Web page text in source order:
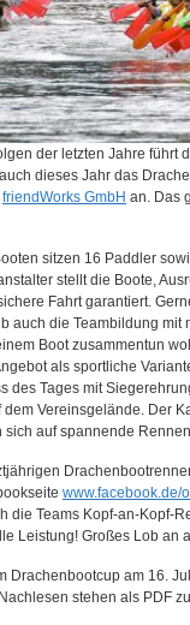
der letzten Jahre führt
dieses Jahr das
friendWorks GmbH an. Das
sitzen 16 Paddler
stellt die Boote,
Fahrt garantiert.
auch die Teambildung mit
Boot zusammentun
als sportliche
des Tages mit
dem Vereinsgelände. Der
sich auf spannende
www.facebook.de/
die Teams Kopf-an-Kopf-
Leistung! Großes Lob an
Drachenbootcup am 16.
stehen als PDF